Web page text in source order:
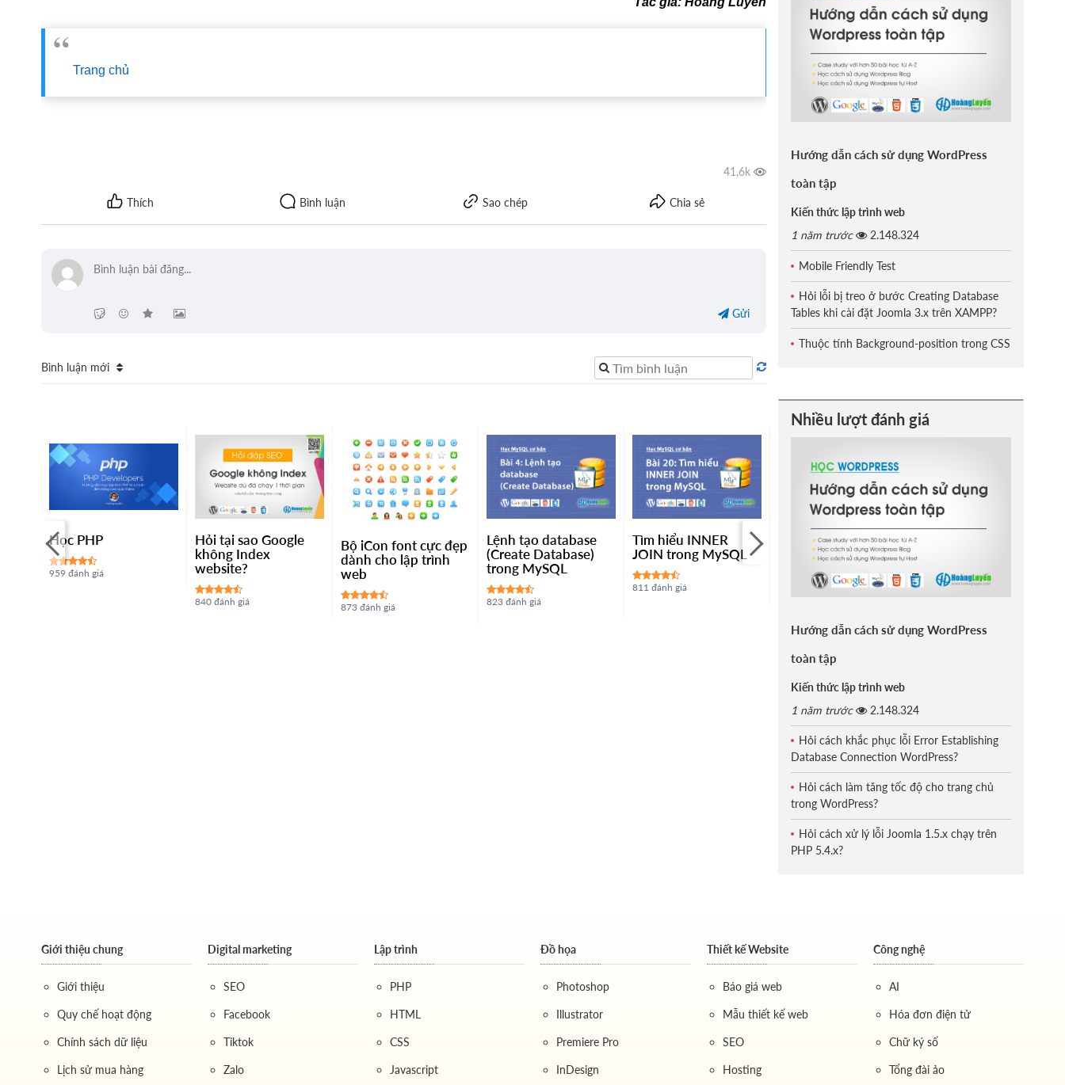
Trang chủ
Gửi
Bình luận mới
Học PHP
959 đánh giá
Hỏi tại sao Google
không Index
website?
840 đánh giá
Bộ iCon font cực đẹp
dành cho lập trình
web
873 đánh giá
Lệnh tạo database
(Create Database)
trong MySQL
823 đánh giá
Tìm hiểu INNER
JOIN trong MySQL
811 đánh giá
Gộp các kết quả với
toán tử UNION trong
MySQL
914 đánh giá
827 đánh giá
Hướng dẫn cách sử dụng WordPress
toàn tập
Kiến thức lập trình web
1 năm trước
2.148.324
Mobile Friendly Test
Hỏi lỗi bị treo ở bước Creating Database
Tables khi cài đặt Joomla 3.x trên XAMPP?
Thuộc tính Background-position trong CSS
Nhiều lượt đánh giá
Hướng dẫn cách sử dụng WordPress
toàn tập
Kiến thức lập trình web
1 năm trước
2.148.324
Hỏi cách khắc phục lỗi Error Establishing
Database Connection WordPress?
Hỏi cách làm tăng tốc độ cho trang chủ
trong WordPress?
Hỏi cách xử lý lỗi Joomla 1.5.x chạy trên
PHP 5.4.x?
Giới thiệu chung
Giới thiệu
Quy chế hoạt động
Chính sách dữ liệu
Lịch sử mua hàng
Digital marketing
SEO
Facebook
Tiktok
Zalo
Lập trình
PHP
HTML
CSS
Javascript
Đồ họa
Photoshop
Illustrator
Premiere Pro
InDesign
Thiết kế Website
Báo giá web
Mẫu thiết kế web
SEO
Hosting
Công nghệ
AI
Hóa đơn điện tử
Chữ ký số
Tổng đài ảo